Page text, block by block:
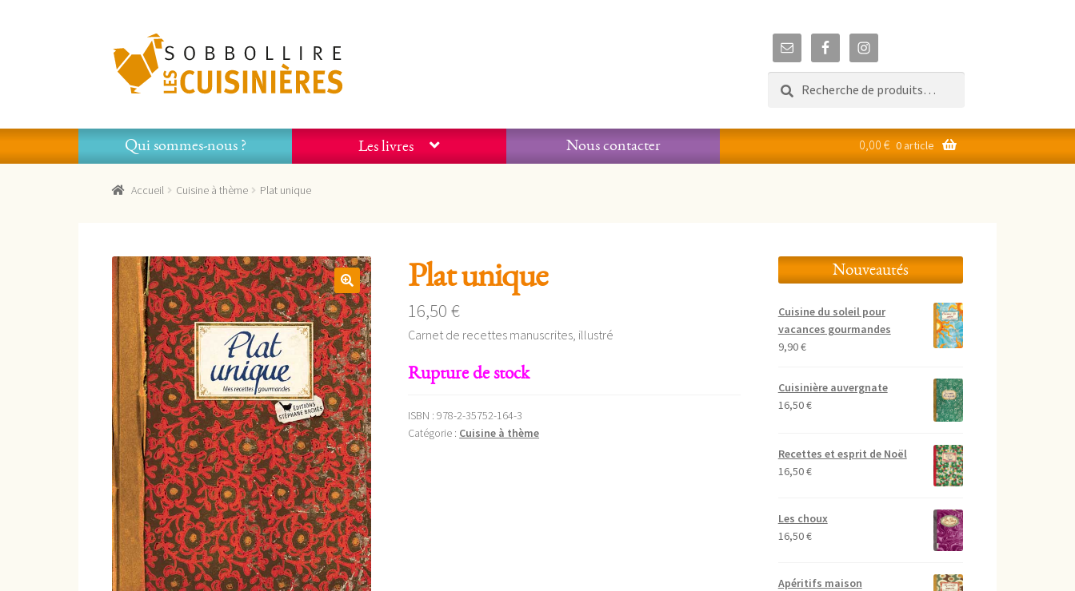
pour :
àau
contenu
Qui sommes-nous ? Les livres Nous contacter 0,00 € 0 article
Accueil Cuisine à thème Plat unique
Plat unique
16,50€
Carnet de recettes manuscrites, illustré
Rupture de stock
ISBN :978-2-35752-164-3
Catégorie : Cuisine à thème
Nouveautés
Cuisine du soleil pour
vacances gourmandes
9,90€
Cuisinière auvergnate
16,50€
Recettes et esprit de Noël
16,50€
Les choux
16,50€
Apéritifs maison